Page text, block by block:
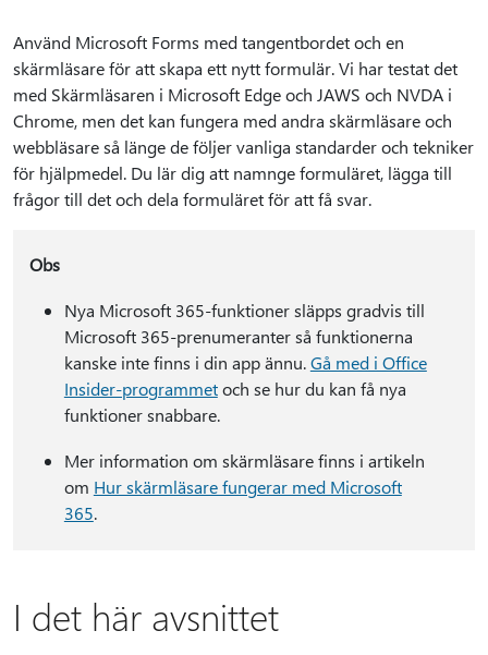
Använd Microsoft Forms med tangentbordet och en
skärmläsare för att skapa ett nytt formulär. Vi har testat det
med Skärmläsaren i Microsoft Edge och JAWS och NVDA i
Chrome, men det kan fungera med andra skärmläsare och
webbläsare så länge de följer vanliga standarder och tekniker
för hjälpmedel. Du lär dig att namnge formuläret, lägga till
frågor till det och dela formuläret för att få svar.
Obs
Nya Microsoft 365-funktioner släpps gradvis till
Microsoft 365-prenumeranter så funktionerna
kanske inte finns i din app ännu.Gå med i Office
Insider-programmetoch se hur du kan få nya
funktioner snabbare.
Mer information om skärmläsare finns i artikeln
om Hur skärmläsare fungerar med Microsoft
365.
I det här avsnittet